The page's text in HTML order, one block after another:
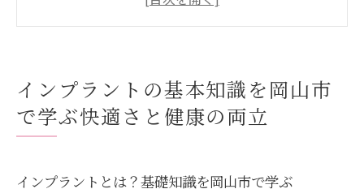
インプラント設置のメリットとデメリット
インプラントと他の歯科治療の比較
岡山市でのインプラント施術実績
インプラントの基本知識を岡山市
で学ぶ快適さと健康の両立
インプラントとは？基礎知識を岡山市で学ぶ